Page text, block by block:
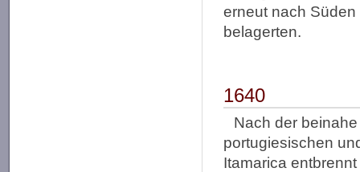
erneut nach
belagerten.
1640
Nach der
portugiesischen
Itamarica